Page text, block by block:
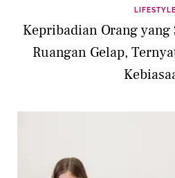
LIFESTYLE
Kepribadian Orang
Ruangan Gelap,